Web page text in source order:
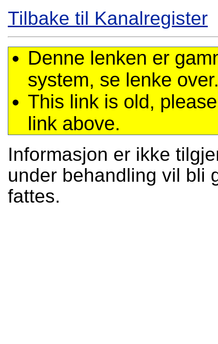
Tilbake til Kanalregister
Denne lenken er
system, se lenke
This link is old,
link above.
Informasjon er ikke
under behandling vil bli
fattes.